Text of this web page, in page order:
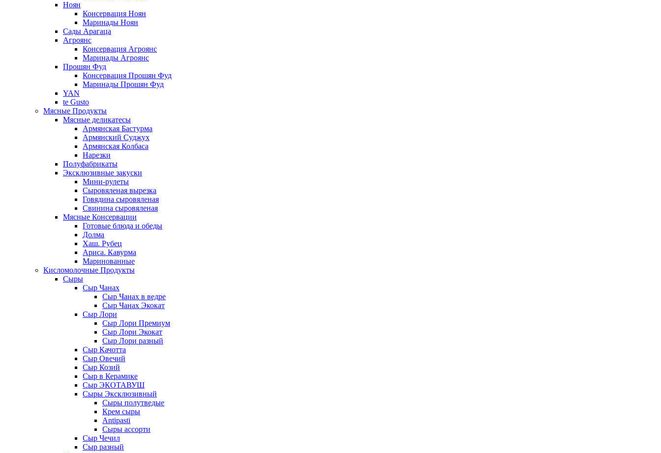
Ноян
Консервация Ноян
Маринады Ноян
Сады Арагаца
Агроянс
Консервация Агроянс
Маринады Агроянс
Прошян Фуд
Консервация Прошян Фуд
Маринады Прошян Фуд
YAN
te Gusto
Мясные Продукты
Мясные деликатесы
Армянская Бастурма
Армянский Суджух
Армянская Колбаса
Нарезки
Полуфабрикаты
Эксклюзивные закуски
Мини-рулеты
Сыровяленая вырезка
Говядина сыровяленая
Свинина сыровяленая
Мясные Консервации
Готовые блюда и обеды
Долма
Хаш. Рубец
Ариса. Кавурма
Маринованные
Кисломолочные Продукты
Сыры
Сыр Чанах
Сыр Чанах в ведре
Сыр Чанах Экокат
Сыр Лори
Сыр Лори Премиум
Сыр Лори Экокат
Сыр Лори разный
Сыр Качотта
Сыр Овечий
Сыр Козий
Сыр в Керамике
Сыр ЭКОТАВУШ
Сыры Эксклюзивный
Сыры полутведые
Крем сыры
Antipasti
Сыры ассорти
Сыр Чечил
Сыр разный